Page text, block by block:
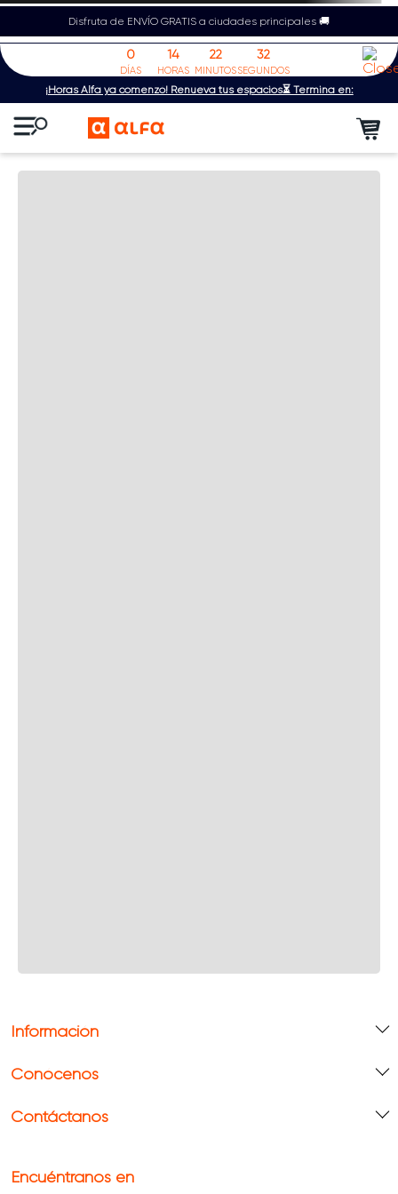
Disfruta de ENVÍO GRATIS a ciudades principales 🚚
¡Horas Alfa ya comenzó! Renueva tus espacios⏳ Termina en:
0
DÍAS
14
HORAS
22
MINUTOS
32
SEGUNDOS
Información
Conócenos
Contáctanos
Encuéntranos en